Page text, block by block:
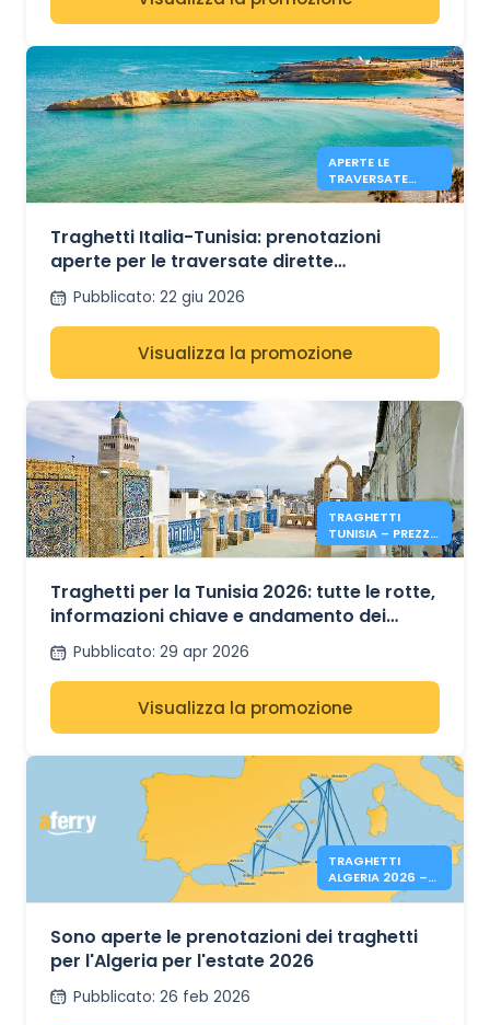
APERTE LE
TRAVERSATE
DIRETTE
TUNISI CON GNV
Traghetti Italia-Tunisia: prenotazioni
aperte per le traversate dirette
Civitavecchia-Tunisi con GNV per l'estate
2026Pubblicato: 22 giu 2026
Visualizza la promozione
TRAGHETTI
TUNISIA – PREZZI
& INFO ESTATE
Traghetti per la Tunisia 2026: tutte le rotte,
informazioni chiave e andamento dei
prezzi estivi
Pubblicato: 29 apr 2026
Visualizza la promozione
TRAGHETTI
ALGERIA 2026 –
PRENOTAZIONI
Sono aperte le prenotazioni dei traghetti
per l'Algeria per l'estate 2026
Pubblicato: 26 feb 2026